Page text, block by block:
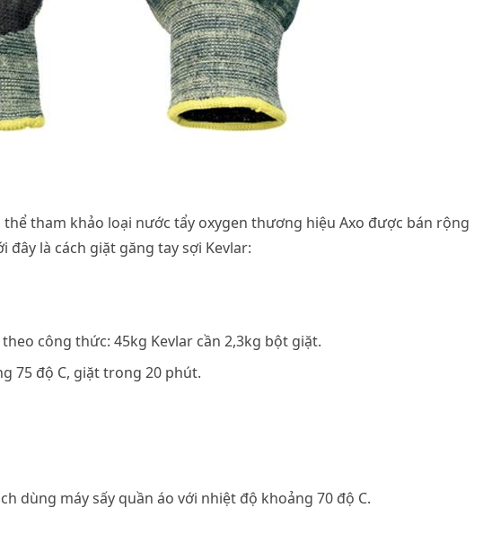
thể tham khảo loại nước tẩy oxygen thương hiệu Axo được bán rộng
đây là cách giặt găng tay sợi Kevlar:
công thức: 45kg Kevlar cần 2,3kg bột giặt.
75 độ C, giặt trong 20 phút.
dùng máy sấy quần áo với nhiệt độ khoảng 70 độ C.